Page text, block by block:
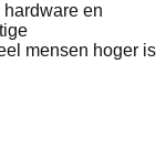
hardware en
mensen hoger is